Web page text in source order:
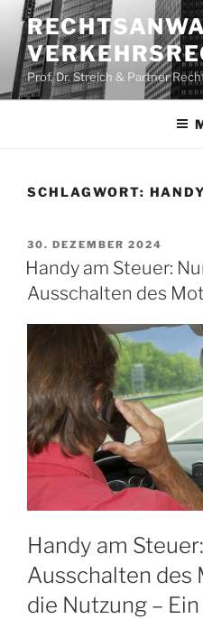
Zum
Inhalt
springen
Prof. Dr. Streich & Partner
SCHLAGWORT:
VERÖFFENTLICHT
AM
30. DEZEMBER 2024
Handy am Steuer:
Ausschalten des
Handy am
Ausschalten des
die Nutzung –